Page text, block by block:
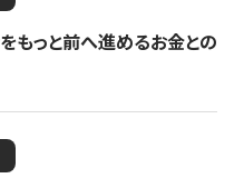
もっと前へ進めるお金との